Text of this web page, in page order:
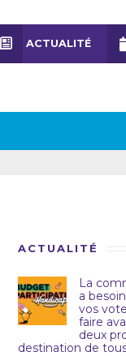
ACTUALITÉ
ACTUALITÉ
La
a
vos
faire
deux
destination de